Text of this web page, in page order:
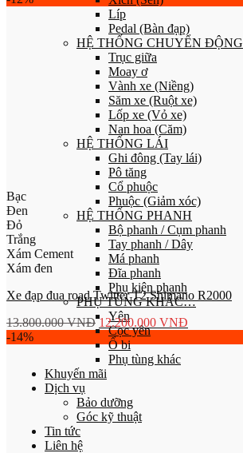
Líp
Pedal (Bàn đạp)
HỆ THỐNG CHUYỂN ĐỘNG
Trục giữa
Moay ơ
Vành xe (Niềng)
Săm xe (Ruột xe)
Lốp xe (Vỏ xe)
Nan hoa (Căm)
HỆ THỐNG LÁI
Ghi đông (Tay lái)
Pô tăng
Cổ phuộc
Phuộc (Giảm xóc)
HỆ THỐNG PHANH
Bộ phanh / Cụm phanh
Tay phanh / Dây
Má phanh
Đĩa phanh
Phụ kiện phanh
PHỤ TÙNG KHÁC…
Yên
Cọc yên
Ổ bi
Phụ tùng khác
Khuyến mãi
Dịch vụ
Bảo dưỡng
Góc kỹ thuật
Tin tức
Liên hệ
Bạc
Đen
Đỏ
Trắng
Xám Cement
Xám đen
Xe đạp đua road Twitter T2 Shimano R2000
13.800.000VNĐ 12.200.000 VNĐ
-14%